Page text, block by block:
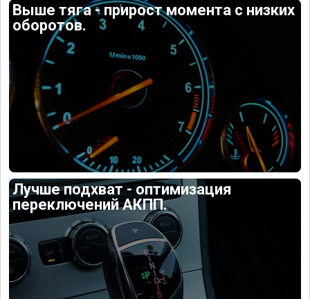
Выше тяга - прирост момента с низких
оборотов.
Лучше подхват - оптимизация
переключений АКПП.